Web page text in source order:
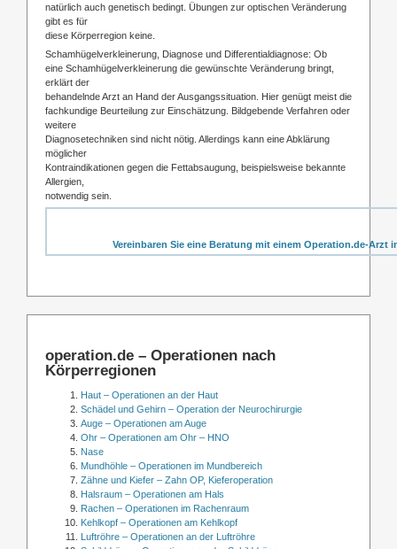
natürlich auch genetisch bedingt. Übungen zur optischen Veränderung
gibt es für
diese Körperregion keine.
Schamhügelverkleinerung, Diagnose und Differentialdiagnose: Ob
eine Schamhügelverkleinerung die gewünschte Veränderung bringt,
erklärt der
behandelnde Arzt an Hand der Ausgangssituation. Hier genügt meist die
fachkundige Beurteilung zur Einschätzung. Bildgebende Verfahren oder
weitere
Diagnosetechniken sind nicht nötig. Allerdings kann eine Abklärung
möglicher
Kontraindikationen gegen die Fettabsaugung, beispielsweise bekannte
Allergien,
notwendig sein.
Vereinbaren Sie eine Beratung mit einem Operation.de-Arzt
operation.de – Operationen nach
Körperregionen
Haut – Operationen an der Haut
Schädel und Gehirn – Operation der Neurochirurgie
Auge – Operationen am Auge
Ohr – Operationen am Ohr – HNO
Nase
Mundhöhle – Operationen im Mundbereich
Zähne und Kiefer – Zahn OP, Kieferoperation
Halsraum – Operationen am Hals
Rachen – Operationen im Rachenraum
Kehlkopf – Operationen am Kehlkopf
Luftröhre – Operationen an der Luftröhre